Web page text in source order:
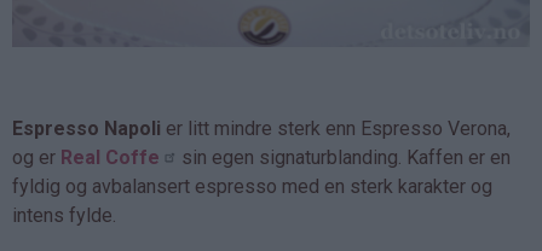
Espresso Napoli er litt mindre sterk enn Espresso Verona,
og er Real Coffe
sin egen signaturblanding. Kaffen er en
fyldig og avbalansert espresso med en sterk karakter og
intens fylde.